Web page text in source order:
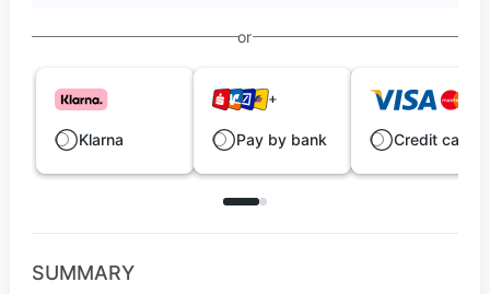
or
Klarna Pay by bank Credit card
SUMMARY